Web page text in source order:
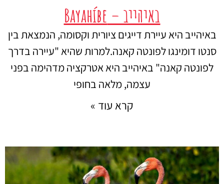
באיהייב – Bayahíbe
באיהייב היא עיירת דייגים ציורית וקסומה, הנמצאת בין
סנטו דומינגו לפונטה קאנה.למרות שהיא "עיירה בדרך
לפונטה קאנה" באיהייב היא אטרקציה מדהימה בפני
עצמה, מלאה בחופי
קרא עוד »